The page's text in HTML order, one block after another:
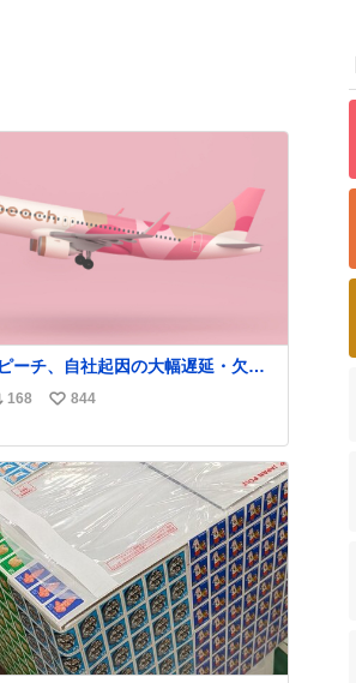
ーチ、自社起因の大幅遅延・欠航
開始へ
article/detail… 同社に起
によって大幅遅延や欠航が発生し
客が負担した宿泊費や交通費を、
後申請に基づき、国内線は1人あた
円、国際線は上限2万円まで支払
168
い
ね
数
844